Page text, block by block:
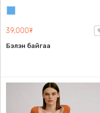
39,000₮
Бэлэн байгаа